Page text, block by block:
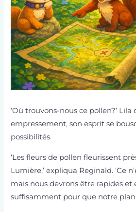
‘Où trouvons-nous ce pollen?’
empressement, son esprit se
possibilités.
‘Les fleurs de pollen fleurissent
Lumière,’ expliqua Reginald. ‘Ce
mais nous devrons être rapides et
suffisamment pour que notre plan